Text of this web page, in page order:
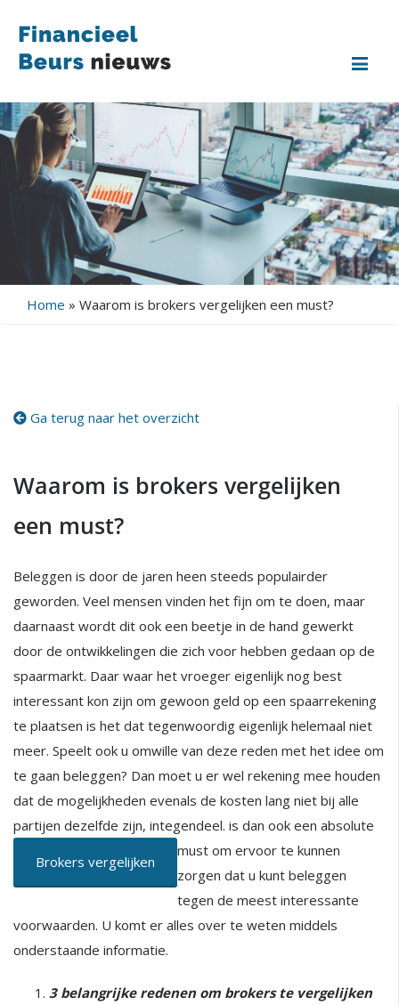
Home » Waarom is brokers vergelijken een must?
Ga terug naar het overzicht
Waarom is brokers vergelijken
een must?
Beleggen is door de jaren heen steeds populairder
geworden. Veel mensen vinden het fijn om te doen, maar
daarnaast wordt dit ook een beetje in de hand gewerkt
door de ontwikkelingen die zich voor hebben gedaan op de
spaarmarkt. Daar waar het vroeger eigenlijk nog best
interessant kon zijn om gewoon geld op een spaarrekening
te plaatsen is het dat tegenwoordig eigenlijk helemaal niet
meer. Speelt ook u omwille van deze reden met het idee om
te gaan beleggen? Dan moet u er wel rekening mee houden
dat de mogelijkheden evenals de kosten lang niet bij alle
partijen dezelfde zijn, integendeel.
Brokers vergelijken
is dan ook een absolute
must om ervoor te kunnen
zorgen dat u kunt beleggen
tegen de meest interessante
voorwaarden. U komt er alles over te weten middels
onderstaande informatie.
3 belangrijke redenen om brokers te vergelijken